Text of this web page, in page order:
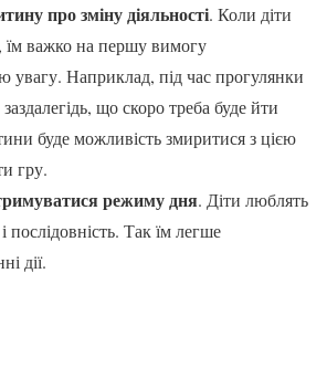
про зміну діяльності. Коли діти
їм важко на першу вимогу
увагу. Наприклад, під час прогулянки
що скоро треба буде йти
буде можливість змиритися з цією
гру.
режиму дня. Діти люблять
послідовність. Так їм легше
дії.